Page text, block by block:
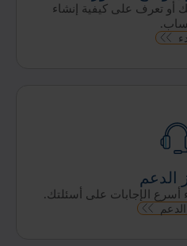
تعرف على كيفية إنشاء
الدعم
أسرع الإجابات على أسئلتك.